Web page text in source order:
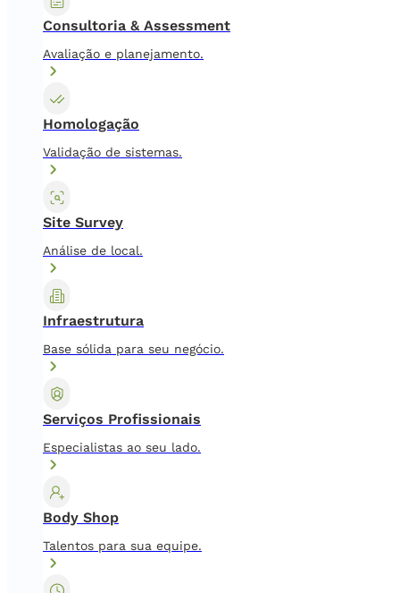
Consultoria & Assessment
Avaliação e planejamento.
Homologação
Validação de sistemas.
Site Survey
Análise de local.
Infraestrutura
Base sólida para seu negócio.
Serviços Profissionais
Especialistas ao seu lado.
Body Shop
Talentos para sua equipe.